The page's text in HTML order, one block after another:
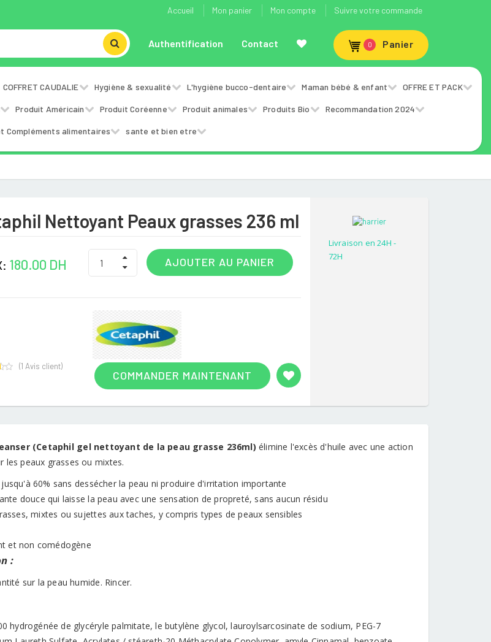
Accueil Mon panier Mon compte Suivre votre commande
Authentification Contact 0 Panier
COFFRET CAUDALIE Hygiène & sexualité L'hygiène bucco-dentaire Maman bébé & enfant OFFRE ET PACK
Produit Américain Produit Coréenne Produit animales Produits Bio Recommandation 2024
Compléments alimentaires sante et bien etre
Nettoyant Peaux grasses 236 ml
180.00 DH AJOUTER AU PANIER
COMMANDER MAINTENANT
(1 Avis client)
Livraison en 24H -
72H
(Cetaphil gel nettoyant de la peau grasse 236ml) élimine l'excès d'huile avec une action
les peaux grasses ou mixtes.
60% sans dessécher la peau ni produire d'irritation importante
douce qui laisse la peau avec une sensation de propreté, sans aucun résidu
mixtes ou sujettes aux taches, y compris types de peaux sensibles
et non comédogène
:
sur la peau humide. Rincer.
hydrogénée de glycéryle palmitate, le butylène glycol, lauroylsarcosinate de sodium, PEG-7